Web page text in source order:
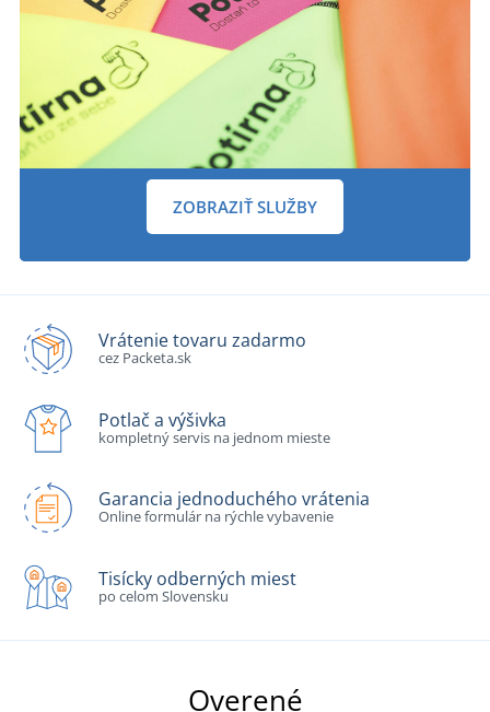
ZOBRAZIŤ SLUŽBY
Vrátenie tovaru zadarmo
cez Packeta.sk
Potlač a výšivka
kompletný servis na jednom mieste
Garancia jednoduchého vrátenia
Online formulár na rýchle vybavenie
Tisícky odberných miest
po celom Slovensku
Overené